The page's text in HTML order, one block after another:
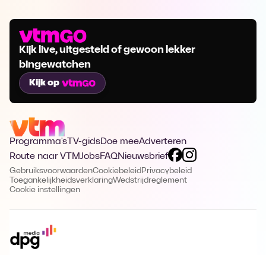
Kijk live, uitgesteld of gewoon lekker
bingewatchen
Kijk op
Programma's TV-gidsDoe meeAdverteren
Route naar VTMJobsFAQNieuwsbrief
GebruiksvoorwaardenCookiebeleid Privacybeleid
ToegankelijkheidsverklaringWedstrijdreglement
Cookie instellingen